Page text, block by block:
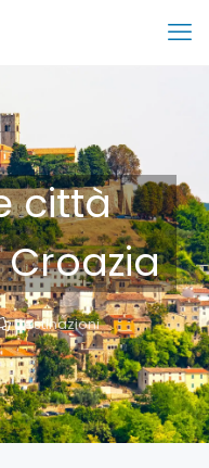
città
Destinazioni